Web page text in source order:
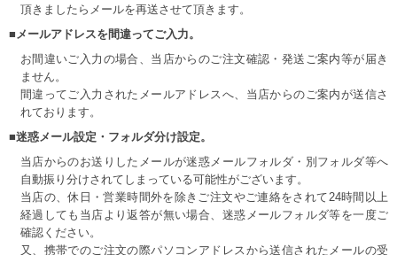
頂きましたらメールを再送させて頂きます。
■メールアドレスを間違ってご入力。
お間違いご入力の場合、当店からのご注文確認・発送ご案内等が届き
ません。
間違ってご入力されたメールアドレスへ、当店からのご案内が送信さ
れております。
■迷惑メール設定・フォルダ分け設定。
当店からのお送りしたメールが迷惑メールフォルダ・別フォルダ等へ
自動振り分けされてしまっている可能性がございます。
当店の、休日・営業時間外を除きご注文やご連絡をされて24時間以上
経過しても当店より返答が無い場合、迷惑メールフォルダ等を一度ご
確認ください。
又、携帯でのご注文の際パソコンアドレスから送信されたメールの受